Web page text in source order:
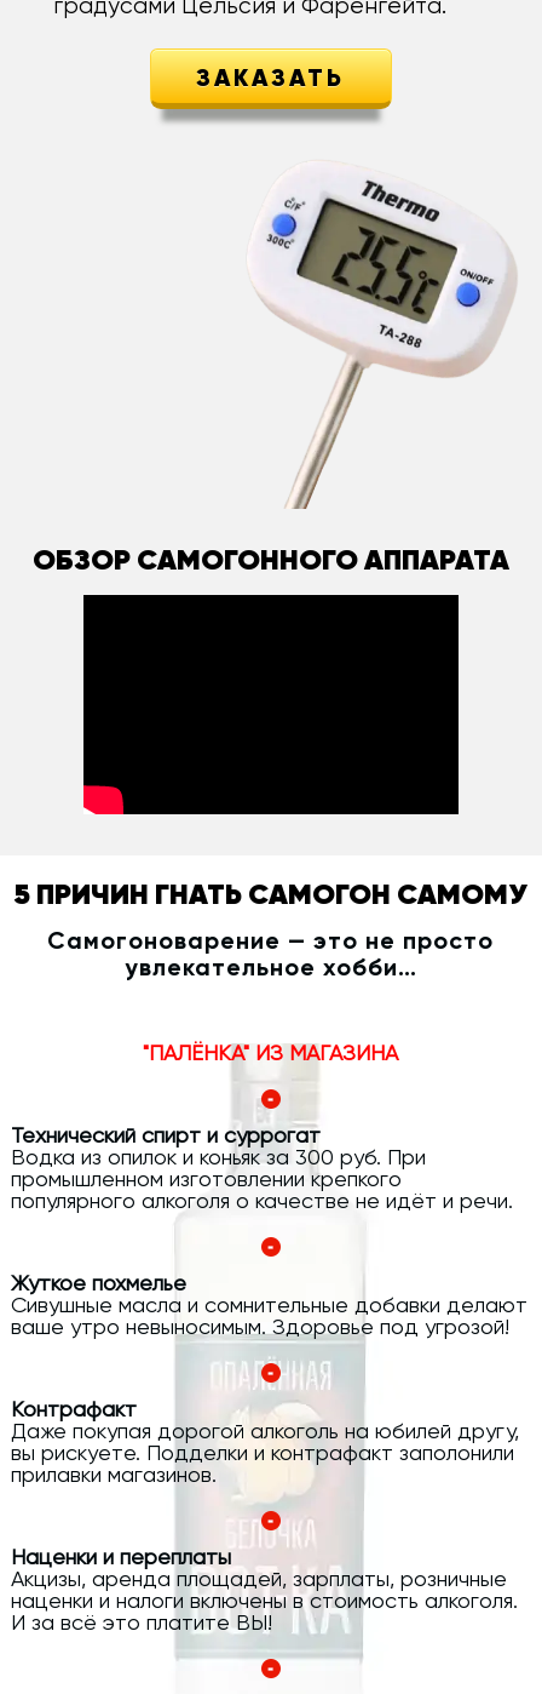
градусами Цельсия и Фаренгейта.
ЗАКАЗАТЬ
ОБЗОР САМОГОННОГО АППАРАТА
5 ПРИЧИН ГНАТЬ САМОГОН САМОМУ
Самогоноварение — это не просто
увлекательное хобби…
"ПАЛЁНКА" ИЗ МАГАЗИНА
Технический спирт и суррогат
Водка из опилок и коньяк за 300 руб. При
промышленном изготовлении крепкого
популярного алкоголя о качестве не идёт и речи.
Жуткое похмелье
Сивушные масла и сомнительные добавки делают
ваше утро невыносимым. Здоровье под угрозой!
Контрафакт
Даже покупая дорогой алкоголь на юбилей другу,
вы рискуете. Подделки и контрафакт заполонили
прилавки магазинов.
Наценки и переплаты
Акцизы, аренда площадей, зарплаты, розничные
наценки и налоги включены в стоимость алкоголя.
И за всё это платите ВЫ!